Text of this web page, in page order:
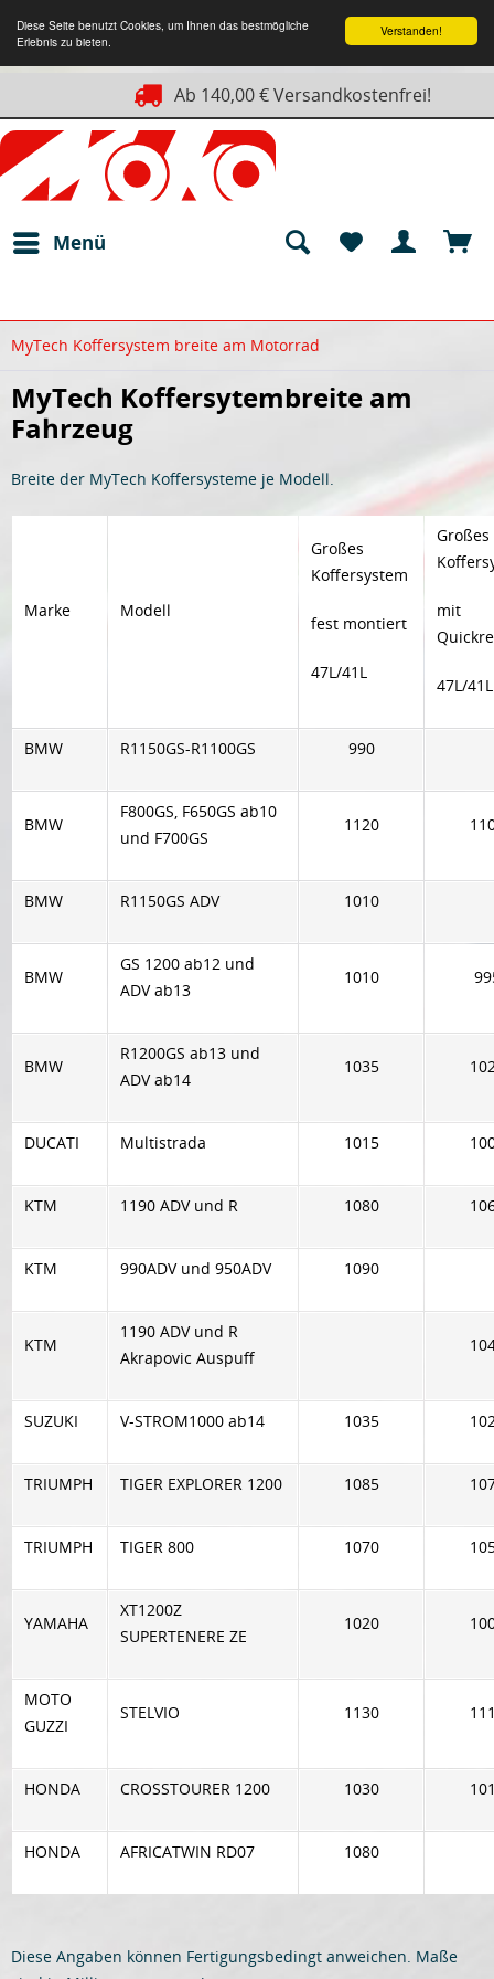
Verstanden!
Diese Seite benutzt Cookies, um Ihnen das bestmögliche
Erlebnis zu bieten.
Ab 140,00 € Versandkostenfrei!
Menü
MyTech Koffersystem breite am Motorrad
MyTech Koffersytembreite am
Fahrzeug
Breite der MyTech Koffersysteme je Modell.
Marke Modell
Großes
Koffersystem
fest montiert
47L/41L
Großes
mit
47L/41L
BMW R1150GS-R1100GS 990
BMW
F800GS, F650GS ab10
und F700GS
1120
BMW R1150GS ADV 1010
BMW
GS 1200 ab12 und
ADV ab13
1010
BMW
R1200GS ab13 und
ADV ab14
1035
DUCATI Multistrada 1015
KTM 1190 ADV und R 1080
KTM 990ADV und 950ADV 1090
KTM
1190 ADV und R
Akrapovic Auspuff
SUZUKI V-STROM1000 ab14 1035
TRIUMPH TIGER EXPLORER 1200 1085
TRIUMPH TIGER 800 1070
YAMAHA
XT1200Z
SUPERTENERE ZE
1020
MOTO
GUZZI
STELVIO 1130
HONDA CROSSTOURER 1200 1030
HONDA AFRICATWIN RD07 1080
Diese Angaben können Fertigungsbedingt anweichen. Maße